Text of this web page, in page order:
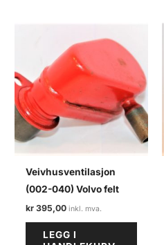
Veivhusventilasjon
(002-040) Volvo felt
kr 395,00
LEGG I